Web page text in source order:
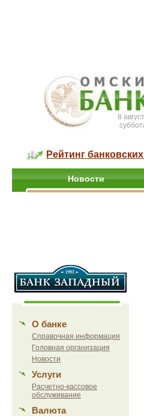
8
Рейтинг
Новости
О банке
Справочная информация
Головная организация
Новости
Услуги
Расчетно-кассовое
обслуживание
Валюта